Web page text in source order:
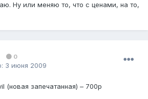
Ну или меняю то, что с ценами, на то,
0
3 июня 2009
(новая запечатанная) – 700р